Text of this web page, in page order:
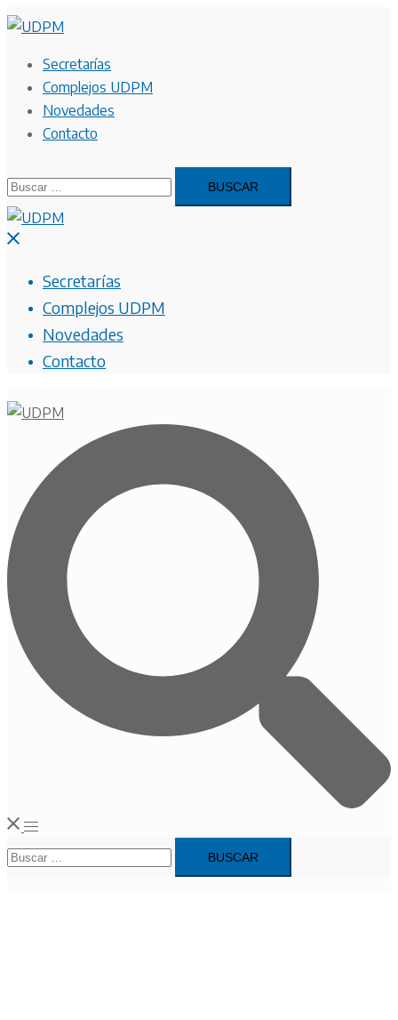
Saltar
contenidoSecretarías
Complejos UDPM
Novedades
Contacto
Buscar:
Cerrar
Secretarías
Complejos UDPM
Novedades
Contacto
Alternar
menú
Buscar: